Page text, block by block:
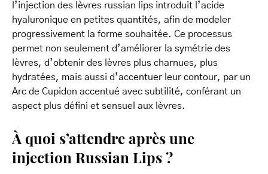
l’injection des lèvres russian lips introduit l’acide
hyaluronique en petites quantités, afin de modeler
progressivement la forme souhaitée. Ce processus
permet non seulement d’améliorer la symétrie des
lèvres, d’obtenir des lèvres plus charnues, plus
hydratées, mais aussi d’accentuer leur contour, par un
Arc de Cupidon accentué avec subtilité, conférant un
aspect plus défini et sensuel aux lèvres.
À quoi s’attendre après une
injection Russian Lips ?